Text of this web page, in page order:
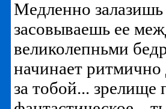
Медленно
засовываешь ее
великолепньми
начинает ритмично
за тобой... зрелище